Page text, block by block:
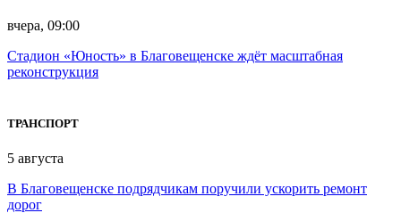
вчера, 09:00
Стадион «Юность» в Благовещенске ждёт масштабная
реконструкция
ТРАНСПОРТ
5 августа
В Благовещенске подрядчикам поручили ускорить ремонт
дорог